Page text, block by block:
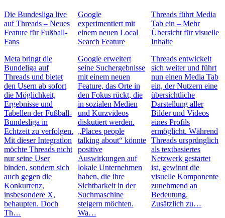
Die Bundesliga live
auf Threads – Neues
Feature für Fußball-
Fans
Meta bringt die
Bundeliga auf
Threads und bietet
den Usern ab sofort
die Möglichkeit,
Ergebnisse und
Tabellen der Fußball-
Bundesliga in
Echtzeit zu verfolgen.
Mit dieser Integration
möchte Threads nicht
nur seine User
binden, sondern sich
auch gegen die
Konkurrenz,
insbesondere X,
behaupten. Doch
Th…
Google
experimentiert mit
einem neuen Local
Search Feature
Google erweitert
seine Suchergebnisse
mit einem neuen
Feature, das Orte in
den Fokus rückt, die
in sozialen Medien
und Kurzvideos
diskutiert werden.
„Places people
talking about“ könnte
positive
Auswirkungen auf
lokale Unternehmen
haben, die ihre
Sichtbarkeit in der
Suchmaschine
steigern möchten.
Wa…
Threads führt Media
Tab ein – Mehr
Übersicht für visuelle
Inhalte
Threads entwickelt
sich weiter und führt
nun einen Media Tab
ein, der Nutzern eine
übersichtliche
Darstellung aller
Bilder und Videos
eines Profils
ermöglicht. Während
Threads ursprünglich
als textbasiertes
Netzwerk gestartet
ist, gewinnt die
visuelle Komponente
zunehmend an
Bedeutung.
Zusätzlich zu…